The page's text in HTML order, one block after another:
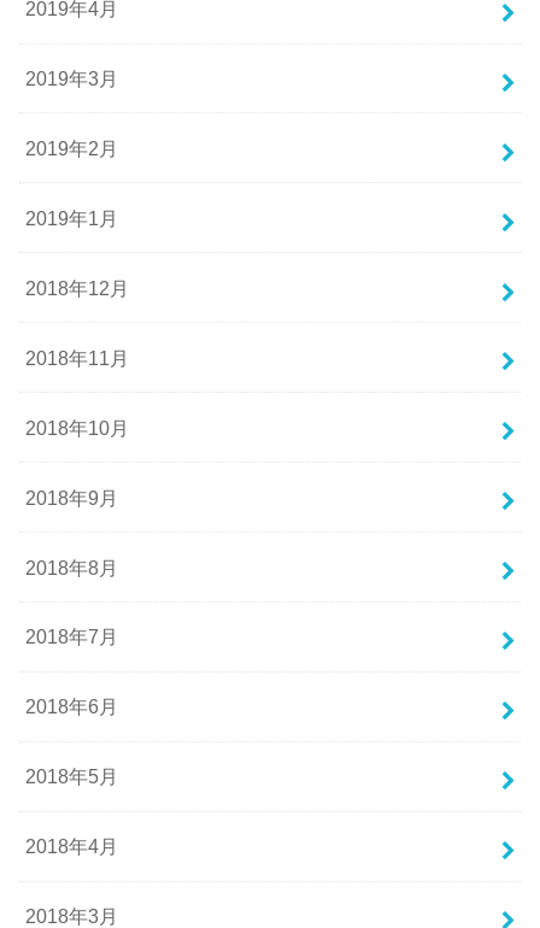
2019年4月
2019年3月
2019年2月
2019年1月
2018年12月
2018年11月
2018年10月
2018年9月
2018年8月
2018年7月
2018年6月
2018年5月
2018年4月
2018年3月